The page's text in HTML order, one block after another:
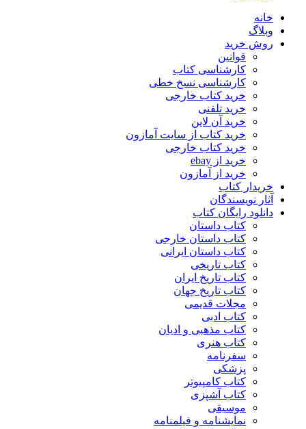
خانه
وبلاگ
روش خرید
قوانین
کارشناسی کتاب
کارشناسی نسخ خطی
خرید کتاب خارجی
خرید تلفنی
خرید آن لاین
خرید کتاب از سایت آمازون
خرید کتاب خارجی
خرید از ebay
خرید از آمازون
خریدار کتاب
آثار نویسندگان
دانلود رایگان کتاب
کتاب داستان
کتاب داستان خارجی
کتاب داستان ایرانی
کتاب تاریخی
کتاب تاریخ ایران
کتاب تاریخ جهان
مجلات قدیمی
کتاب ادبی
کتاب مذهبی و ادیان
کتاب هنری
سفرنامه
پزشکی
کتاب کامپیوتر
کتاب آشپزی
موسیقی
نمایشنامه و فیلمنامه